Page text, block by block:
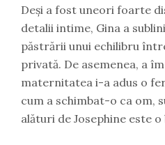
Deși a fost uneori foarte
detalii intime, Gina a
păstrării unui echilibru
privată. De asemenea, a
maternitatea i-a adus o
cum a schimbat-o ca om,
alături de Josephine este